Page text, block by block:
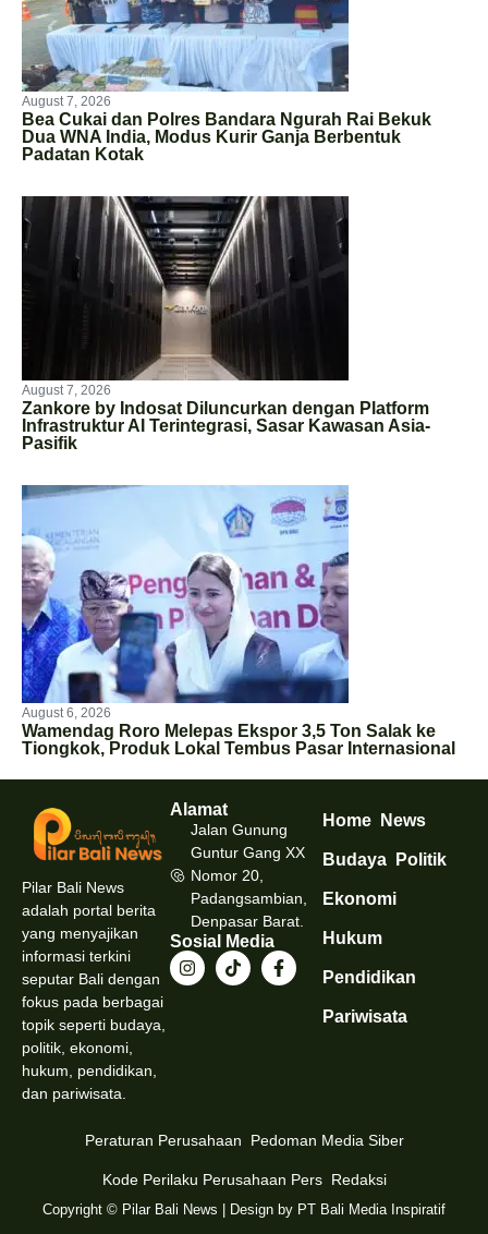
August 7, 2026
Bea Cukai dan Polres Bandara Ngurah Rai Bekuk
Dua WNA India, Modus Kurir Ganja Berbentuk
Padatan Kotak
August 7, 2026
Zankore by Indosat Diluncurkan dengan Platform
Infrastruktur AI Terintegrasi, Sasar Kawasan Asia-
Pasifik
August 6, 2026
Wamendag Roro Melepas Ekspor 3,5 Ton Salak ke
Tiongkok, Produk Lokal Tembus Pasar Internasional
Pilar Bali News
adalah portal berita
yang menyajikan
informasi terkini
seputar Bali dengan
fokus pada berbagai
topik seperti budaya,
politik, ekonomi,
hukum, pendidikan,
dan pariwisata.
Alamat
Jalan Gunung
Guntur Gang XX
Nomor 20,
Padangsambian,
Denpasar Barat.
Sosial Media
Home News
Budaya Politik
Ekonomi
Hukum
Pendidikan
Pariwisata
Peraturan Perusahaan Pedoman Media Siber
Kode Perilaku Perusahaan Pers Redaksi
Copyright © Pilar Bali News | Design by PT Bali Media Inspiratif